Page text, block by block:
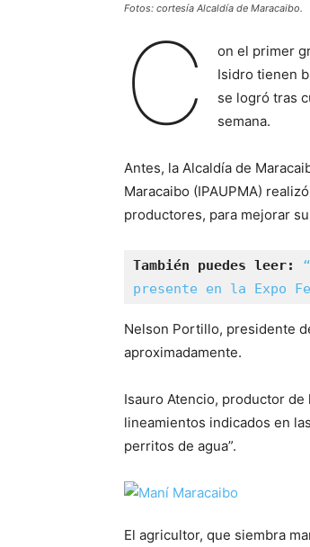
Fotos: cortesía Alcaldía de Maracaibo.
C
on el primer
Isidro tienen
se logró tras
semana.
Antes, la Alcaldía de
Maracaibo (IPAUPMA)
productores, para mejorar
También puedes leer:
presente en la Expo
Nelson Portillo, presidente
aproximadamente.
Isauro Atencio, productor de
lineamientos indicados en
perritos de agua”.
El agricultor, que siembra